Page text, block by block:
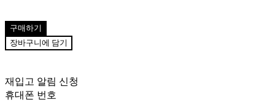
구매하기
장바구니에 담기
재입고 알림 신청
휴대폰 번호